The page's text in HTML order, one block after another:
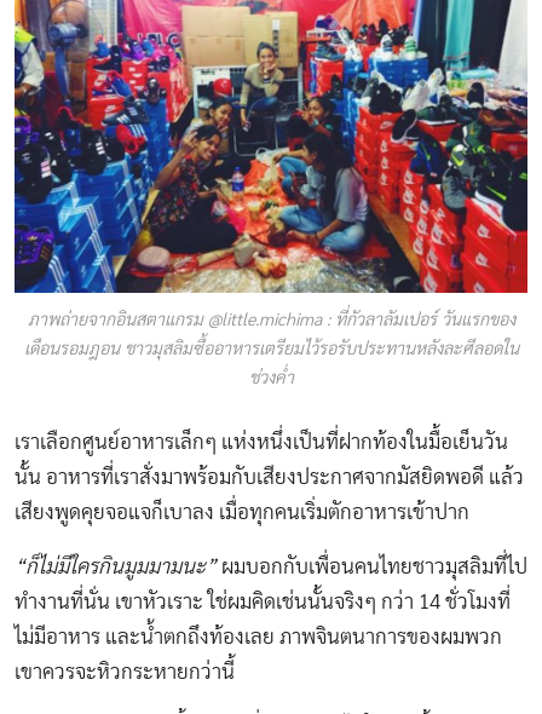
ภาพถ่ายจากอินสตาแกรม @little.michima : ที่กัวลาลัมเปอร์ วันแรกของ
เดือนรอมฎอน ชาวมุสลิมซื้ออาหารเตรียมไว้รอรับประทานหลังละศีลอดใน
ช่วงค่ำ
เราเลือกศูนย์อาหารเล็กๆ แห่งหนึ่งเป็นที่ฝากท้องในมื้อเย็นวัน
นั้น อาหารที่เราสั่งมาพร้อมกับเสียงประกาศจากมัสยิดพอดี แล้ว
เสียงพูดคุยจอแจก็เบาลง เมื่อทุกคนเริ่มตักอาหารเข้าปาก
“ก็ไม่มีใครกินมูมมามนะ”ผมบอกกับเพื่อนคนไทยชาวมุสลิมที่ไป
ทำงานที่นั่น เขาหัวเราะ ใช่ผมคิดเช่นนั้นจริงๆ กว่า 14 ชั่วโมงที่
ไม่มีอาหาร และน้ำตกถึงท้องเลย ภาพจินตนาการของผมพวก
เขาควรจะหิวกระหายกว่านี้